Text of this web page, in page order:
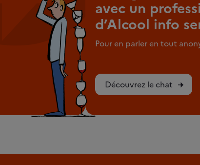
avec un
d’Alcool info
Pour en parler en tout
Découvrez le chat